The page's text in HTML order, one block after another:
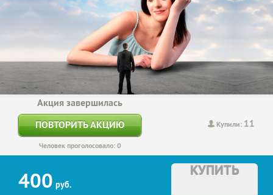
Купили: 11
Акция завершилась
ПОВТОРИТЬ АКЦИЮ
Человек проголосовало: 0
400 руб.
КУПИТЬ